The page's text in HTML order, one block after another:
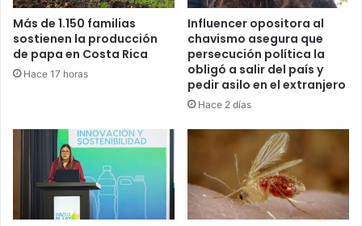
Más de 1.150 familias
sostienen la producción
de papa en Costa Rica
Hace 17 horas
Influencer opositora al
chavismo asegura que
persecución política la
obligó a salir del país y
pedir asilo en el extranjero
Hace 2 días